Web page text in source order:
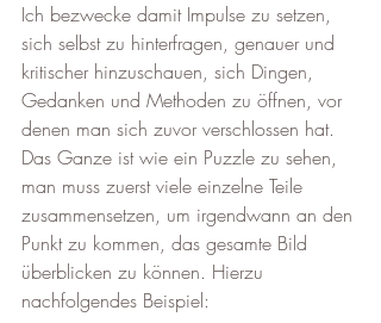
Ich bezwecke damit Impulse zu setzen,
sich selbst zu hinterfragen, genauer und
kritischer hinzuschauen, sich Dingen,
Gedanken und Methoden zu öffnen, vor
denen man sich zuvor verschlossen hat.
Das Ganze ist wie ein Puzzle zu sehen,
man muss zuerst viele einzelne Teile
zusammensetzen, um irgendwann an den
Punkt zu kommen, das gesamte Bild
überblicken zu können. Hierzu
nachfolgendes Beispiel: